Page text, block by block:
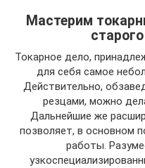
Мастерим
Токарное дело,
для себя самое
Действительно,
резцами, можно
Дальнейшие же
позволяет, в основном
работы.